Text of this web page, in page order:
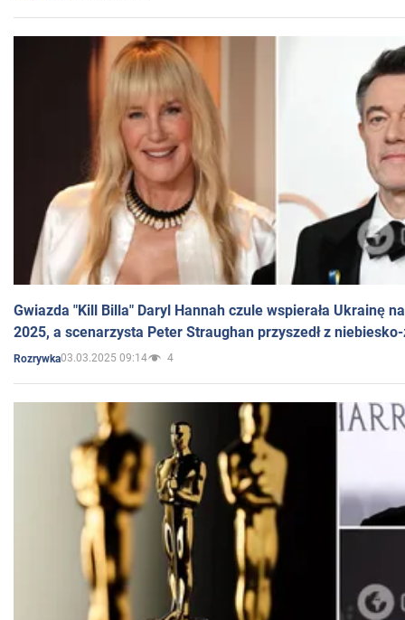
Gwiazda "Kill Billa" Daryl Hannah czule wspierała Ukrainę
2025, a scenarzysta Peter Straughan przyszedł z
Rozrywka03.03.2025 09:14 4